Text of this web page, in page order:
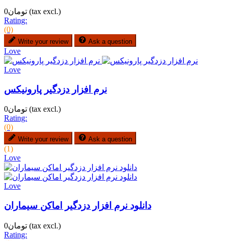
تومان0 (tax excl.)
Rating:
(0)
Write your review Ask a question
Love
Love
نرم افزار دزدگیر پارونیکس
تومان0 (tax excl.)
Rating:
(0)
Write your review Ask a question
(1)
Love
Love
دانلود نرم افزار دزدگیر اماکن سیماران
تومان0 (tax excl.)
Rating: